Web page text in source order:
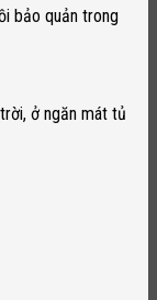
bảo quản trong
ở ngăn mát tủ